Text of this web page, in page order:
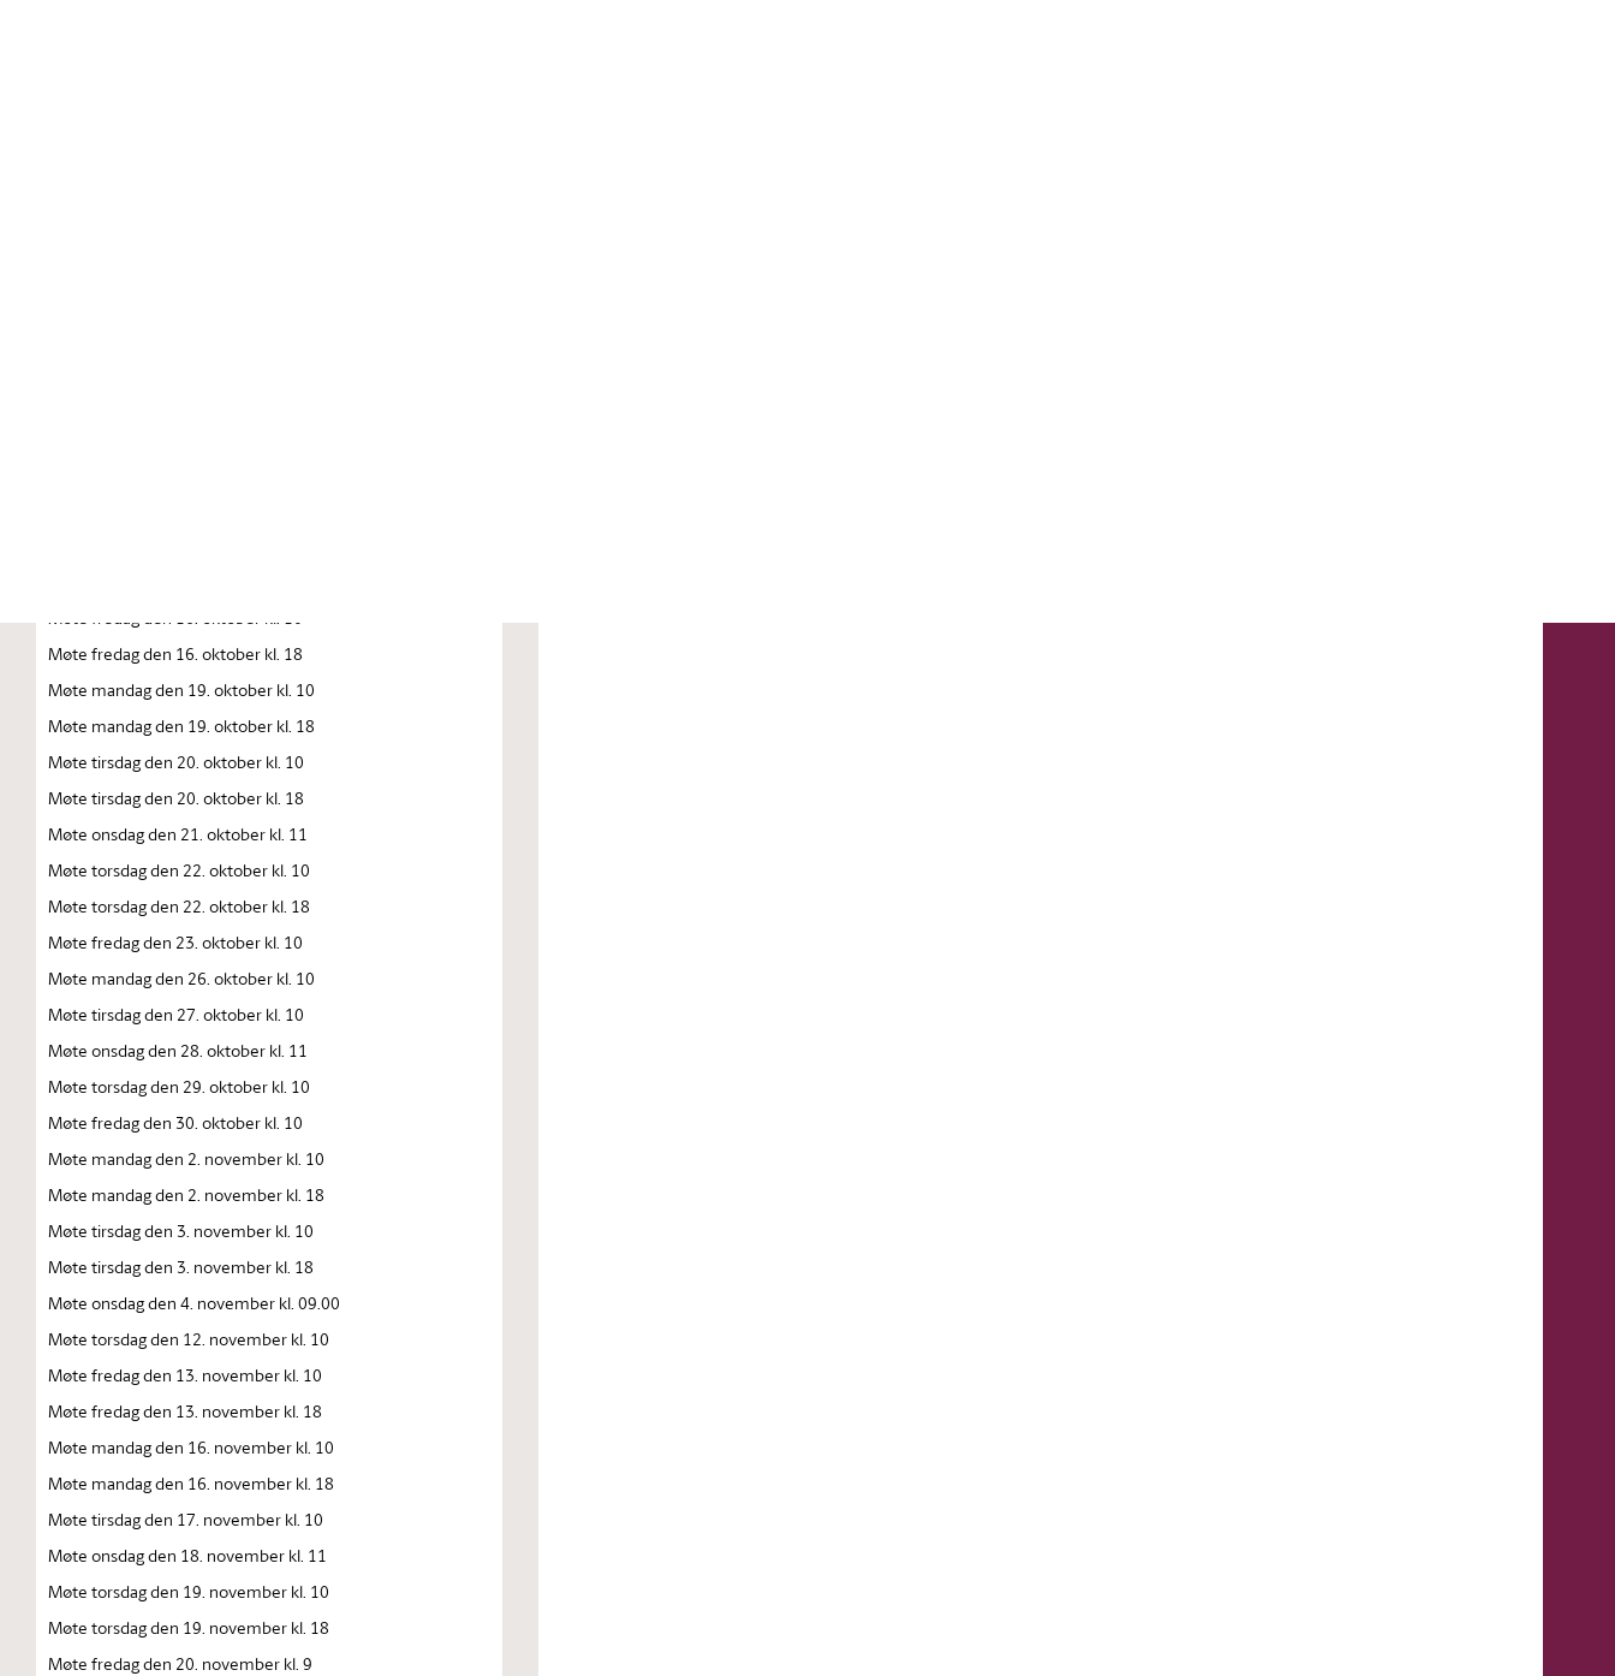
Møte fredag den 16. oktober kl. 10
Møte fredag den 16. oktober kl. 18
Møte mandag den 19. oktober kl. 10
Møte mandag den 19. oktober kl. 18
Møte tirsdag den 20. oktober kl. 10
Møte tirsdag den 20. oktober kl. 18
Møte onsdag den 21. oktober kl. 11
Møte torsdag den 22. oktober kl. 10
Møte torsdag den 22. oktober kl. 18
Møte fredag den 23. oktober kl. 10
Møte mandag den 26. oktober kl. 10
Møte tirsdag den 27. oktober kl. 10
Møte onsdag den 28. oktober kl. 11
Møte torsdag den 29. oktober kl. 10
Møte fredag den 30. oktober kl. 10
Møte mandag den 2. november kl. 10
Møte mandag den 2. november kl. 18
Møte tirsdag den 3. november kl. 10
Møte tirsdag den 3. november kl. 18
Møte onsdag den 4. november kl. 09.00
Møte torsdag den 12. november kl. 10
Møte fredag den 13. november kl. 10
Møte fredag den 13. november kl. 18
Møte mandag den 16. november kl. 10
Møte mandag den 16. november kl. 18
Møte tirsdag den 17. november kl. 10
Møte onsdag den 18. november kl. 11
Møte torsdag den 19. november kl. 10
Møte torsdag den 19. november kl. 18
Møte fredag den 20. november kl. 9